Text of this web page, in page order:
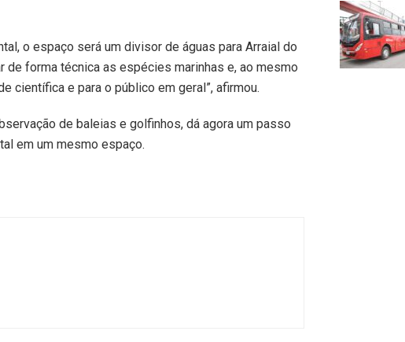
o espaço será um divisor de águas para Arraial do
de forma técnica as espécies marinhas e, ao mesmo
científica e para o público em geral”, afirmou.
de baleias e golfinhos, dá agora um passo
em um mesmo espaço.